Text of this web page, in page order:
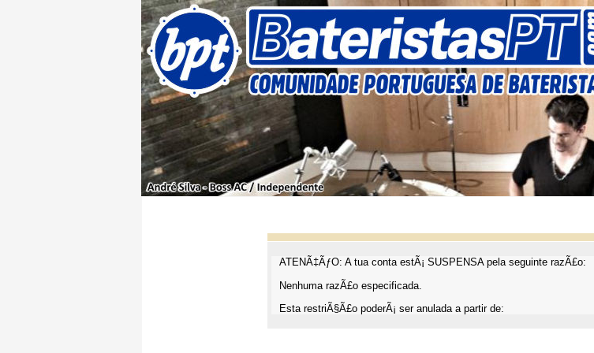
ATENÃ‡ÃƒO: A tua conta estÃ¡ SUSPENSA pela seguinte razÃ£o:
Nenhuma razÃ£o especificada.
Esta restriÃ§Ã£o poderÃ¡ ser anulada a partir de: